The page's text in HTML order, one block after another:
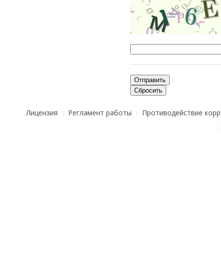
Отправить
Сбросить
Лицензия Регламент работы Противодействие